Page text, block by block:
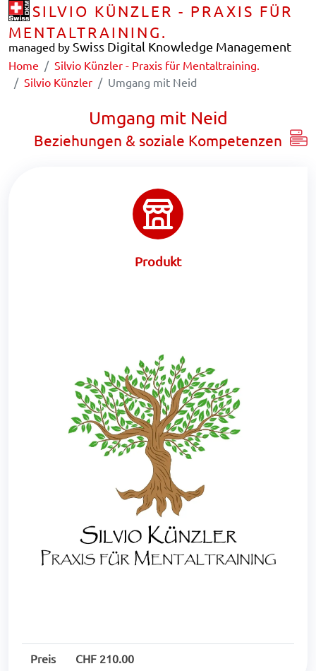
SILVIO KÜNZLER - PRAXIS FÜR
MENTALTRAINING.
managed by Swiss Digital Knowledge Management
Home
Silvio Künzler - Praxis für Mentaltraining.
Silvio Künzler
Umgang mit Neid
Umgang mit Neid
Beziehungen & soziale Kompetenzen
Produkt
Preis CHF 210.00